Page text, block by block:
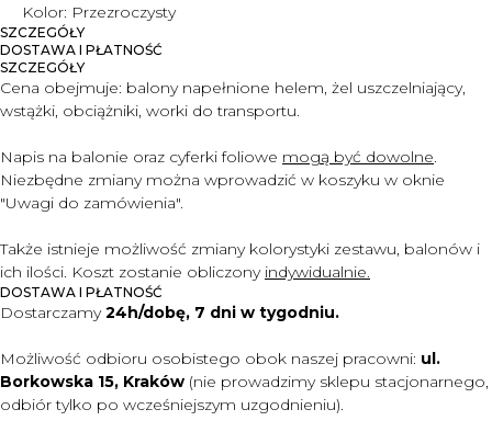
Kolor: Przezroczysty
SZCZEGÓŁY
DOSTAWA I PŁATNOŚĆ
SZCZEGÓŁY
Cena obejmuje: balony napełnione helem, żel uszczelniający,
wstążki, obciążniki, worki do transportu.
Napis na balonie oraz cyferki foliowe mogą być dowolne.
Niezbędne zmiany można wprowadzić w koszyku w oknie
"Uwagi do zamówienia".
Także istnieje możliwość zmiany kolorystyki zestawu, balonów i
ich ilości. Koszt zostanie obliczony indywidualnie.
DOSTAWA I PŁATNOŚĆ
Dostarczamy24h/dobę, 7 dni w tygodniu.
Możliwość odbioru osobistego obok naszej pracowni: ul.
Borkowska 15, Kraków (nie prowadzimy sklepu stacjonarnego,
odbiór tylko po wcześniejszym uzgodnieniu).